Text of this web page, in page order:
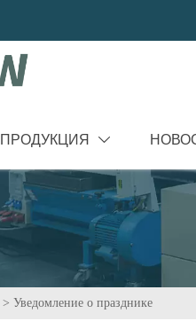
ПРОДУКЦИЯ 
>Уведомление о празднике